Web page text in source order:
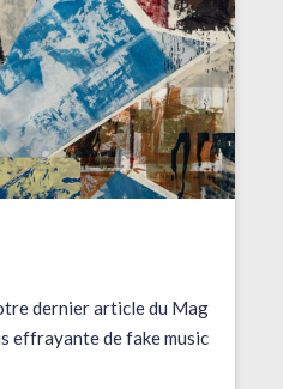
dernier article du Mag
effrayante de fake music